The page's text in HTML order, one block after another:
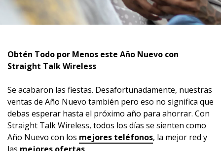
Obtén Todo por Menos este Año Nuevo con
Straight Talk Wireless
Se acabaron las fiestas. Desafortunadamente, nuestras
ventas de Año Nuevo también pero eso no significa que
debas esperar hasta el próximo año para ahorrar. Con
Straight Talk Wireless, todos los días se sienten como
Año Nuevo con los mejores teléfonos, la mejor red y